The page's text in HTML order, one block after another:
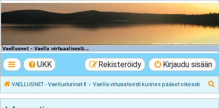
VAELLUSNET -
Vaellusturinat II
UKK Kirjaudu sisään
Rekisteröidy
VAELLUSNET - Vaellusturinat II Vaella virtuaalisesti kunnes pääset oikeasti